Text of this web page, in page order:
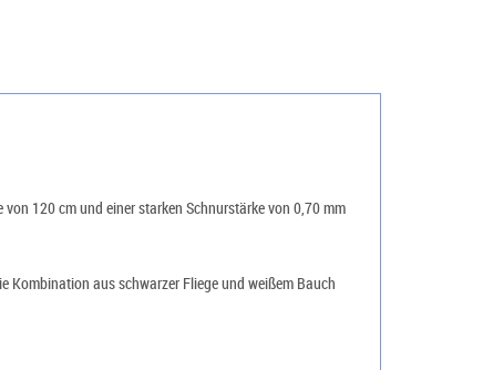
120 cm und einer starken Schnurstärke von 0,70 mm
Kombination aus schwarzer Fliege und weißem Bauch